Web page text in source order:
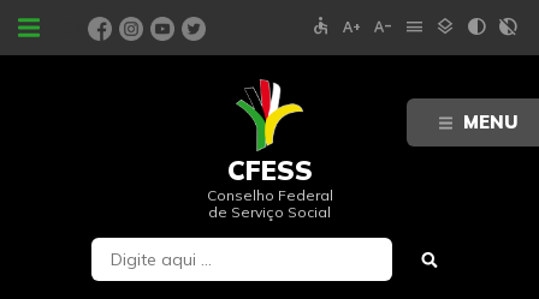
MENU
PORTAIS accessible text_increase text_decrease menu layers contrast contrast_rtl_off
CFESS
Conselho Federal
de Serviço Social